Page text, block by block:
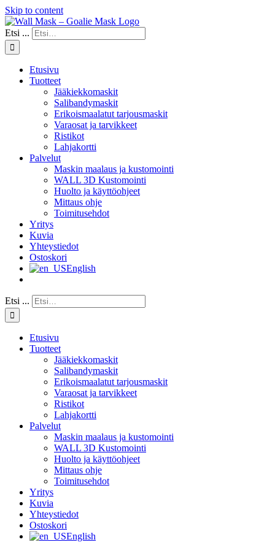
Skip to content
Etsi ...
Etusivu
Tuotteet
Jääkiekkomaskit
Salibandymaskit
Erikoismaalatut tarjousmaskit
Varaosat ja tarvikkeet
Ristikot
Lahjakortti
Palvelut
Maskin maalaus ja kustomointi
WALL 3D Kustomointi
Huolto ja käyttöohjeet
Mittaus ohje
Toimitusehdot
Yritys
Kuvia
Yhteystiedot
Ostoskori
English
Etsi ...
Etusivu
Tuotteet
Jääkiekkomaskit
Salibandymaskit
Erikoismaalatut tarjousmaskit
Varaosat ja tarvikkeet
Ristikot
Lahjakortti
Palvelut
Maskin maalaus ja kustomointi
WALL 3D Kustomointi
Huolto ja käyttöohjeet
Mittaus ohje
Toimitusehdot
Yritys
Kuvia
Yhteystiedot
Ostoskori
English